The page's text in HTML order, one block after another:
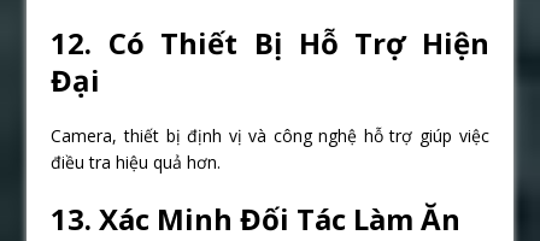
12. Có Thiết Bị Hỗ Trợ Hiện
Đại
Camera, thiết bị định vị và công nghệ hỗ trợ giúp việc
điều tra hiệu quả hơn.
13. Xác Minh Đối Tác Làm Ăn